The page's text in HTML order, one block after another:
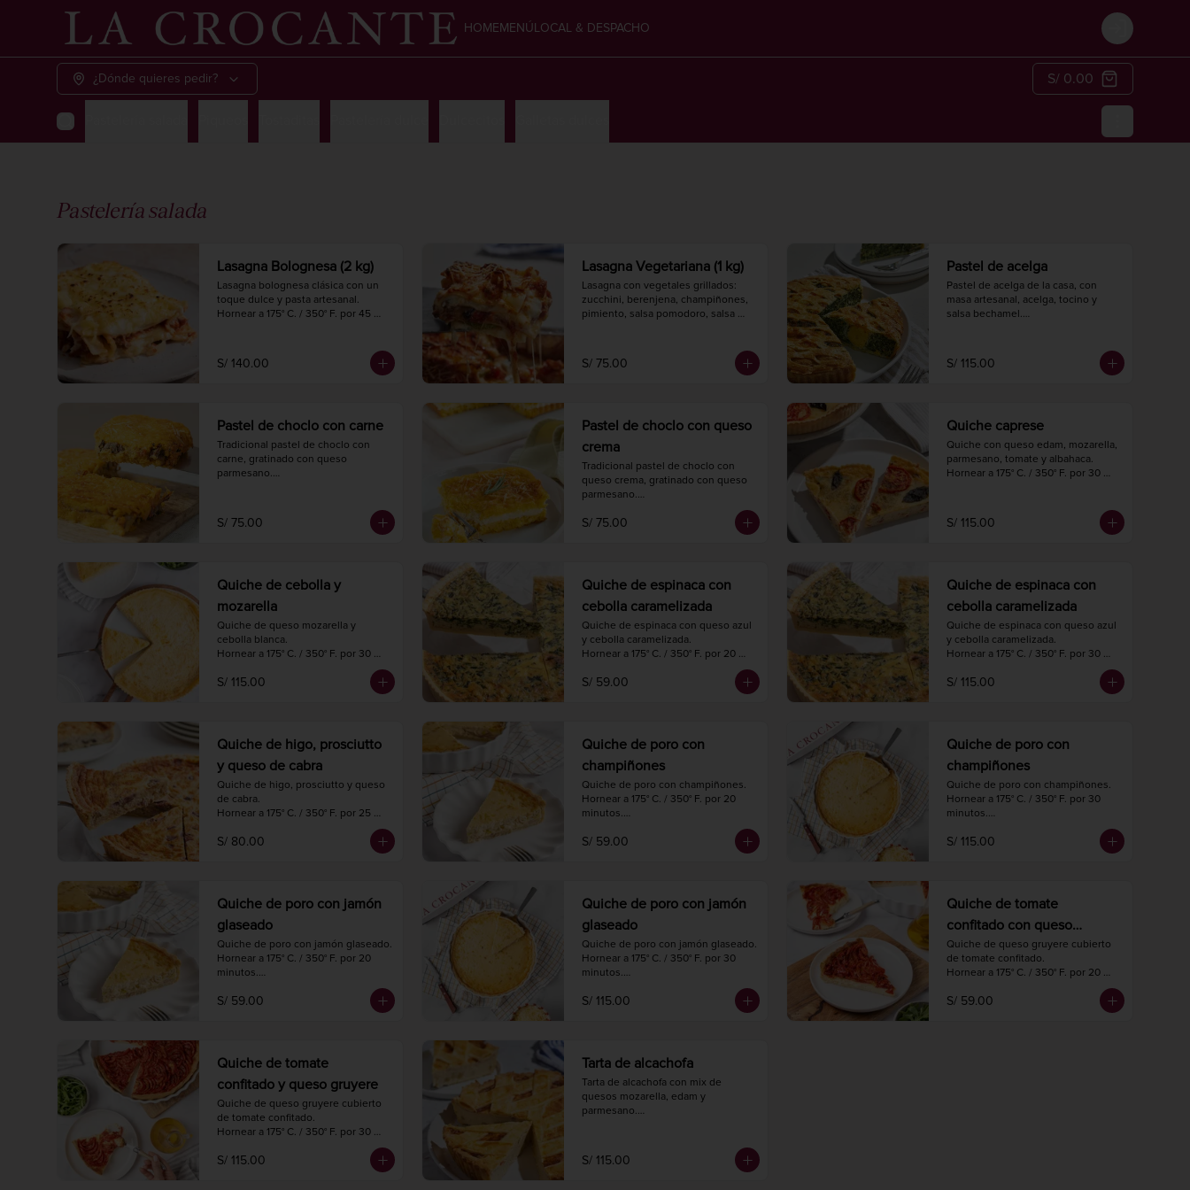
HOMEMENÚLOCAL & DESPACHO Login
¿Dónde quieres pedir? S/ 0.00
Pastelería salada
Lasagna Bolognesa (2 kg)
Lasagna bolognesa clásica con un
toque dulce y pasta artesanal.
Hornear a 175° C. / 350° F. por 45
6 a 8 porciones.
S/ 140.00
Lasagna Vegetariana (1 kg)
Lasagna con vegetales grillados:
zucchini, berenjena, champiñones,
pimiento, salsa pomodoro, salsa
Hornear a 175° C. / 350° F. por 30
minutos.
S/ 75.00
Pastel de acelga
Pastel de acelga de la casa, con
masa artesanal, acelga, tocino y
salsa bechamel.
Diámetro 24 cm.
8 a 10 porciones.
S/ 115.00
Pastel de choclo con carne
Tradicional pastel de choclo con
carne, gratinado con queso
parmesano.
1 kg.
4 porciones.
S/ 75.00
Pastel de choclo con queso
crema
Tradicional pastel de choclo con
queso crema, gratinado con queso
parmesano.
Hornear a 175° C. / 350° F. por 30-35
minutos.
S/ 75.00
Quiche caprese
Quiche con queso edam, mozarella,
parmesano, tomate y albahaca.
Hornear a 175° C. / 350° F. por 30
8 a 10 porciones.
S/ 115.00
Quiche de cebolla y
mozarella
Quiche de queso mozarella y
cebolla blanca.
Hornear a 175° C. / 350° F. por 30
Diámetro 27 cm.
S/ 115.00
Quiche de espinaca con
cebolla caramelizada
Quiche de espinaca con queso azul
y cebolla caramelizada.
Hornear a 175° C. / 350° F. por 20
Diámetro 18 cm.
S/ 59.00
Quiche de espinaca con
cebolla caramelizada
Quiche de espinaca con queso azul
y cebolla caramelizada.
Hornear a 175° C. / 350° F. por 30
Diámetro 27 cm.
S/ 115.00
Quiche de higo, prosciutto
y queso de cabra
Quiche de higo, prosciutto y queso
de cabra.
Hornear a 175° C. / 350° F. por 25
Diámetro 22 cm.
S/ 80.00
Quiche de poro con
champiñones
Quiche de poro con champiñones.
Hornear a 175° C. / 350° F. por 20
minutos.
4 porciones.
S/ 59.00
Quiche de poro con
champiñones
Quiche de poro con champiñones.
Hornear a 175° C. / 350° F. por 30
minutos.
8 a 10 porciones.
S/ 115.00
Quiche de poro con jamón
glaseado
Quiche de poro con jamón glaseado.
Hornear a 175° C. / 350° F. por 20
minutos.
4 porciones.
S/ 59.00
Quiche de poro con jamón
glaseado
Quiche de poro con jamón glaseado.
Hornear a 175° C. / 350° F. por 30
minutos.
8 a 10 porciones.
S/ 115.00
Quiche de tomate
confitado con queso
gruyere
Quiche de queso gruyere cubierto
de tomate confitado.
Hornear a 175° C. / 350° F. por 20
Diámetro 18 cm.
S/ 59.00
Quiche de tomate
confitado y queso gruyere
Quiche de queso gruyere cubierto
de tomate confitado.
Hornear a 175° C. / 350° F. por 30
Diámetro 27 cm.
S/ 115.00
Tarta de alcachofa
Tarta de alcachofa con mix de
quesos mozarella, edam y
parmesano.
Diámetro 24 cm.
8 a 10 porciones.
S/ 115.00